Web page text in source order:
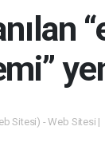
Sitesi) - Web Sitesi |